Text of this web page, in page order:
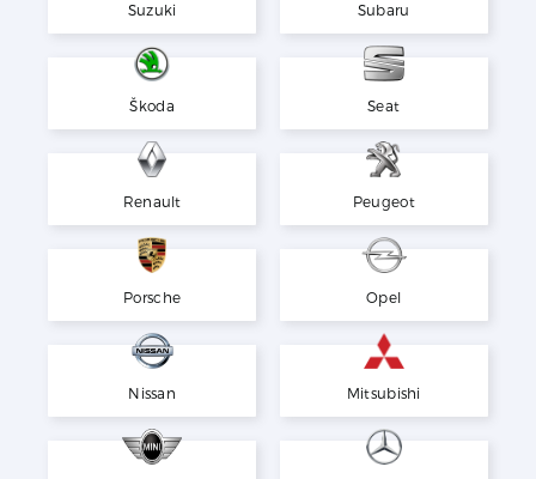
Suzuki Subaru
Škoda Seat
Renault Peugeot
Porsche Opel
Nissan Mitsubishi